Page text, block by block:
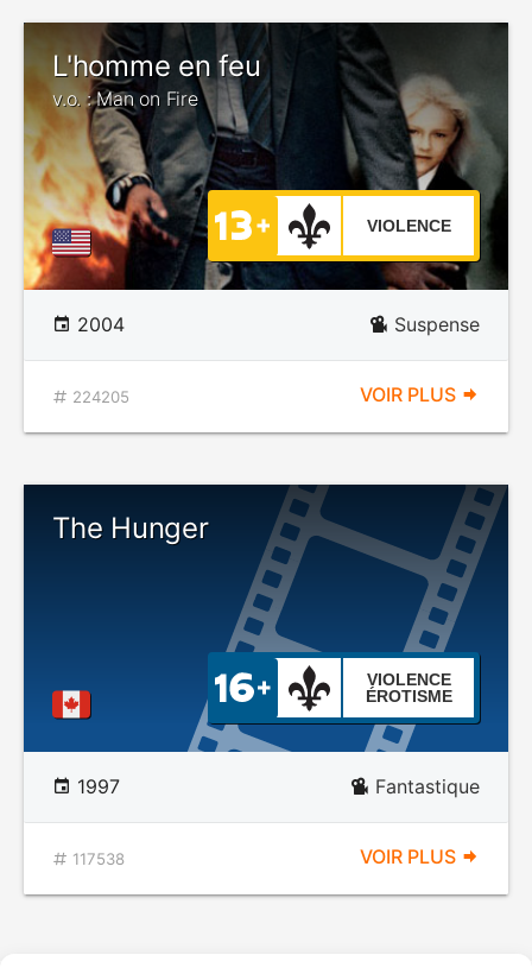
L'homme en feu
v.o. : Man on Fire
VIOLENCE
2004 Suspense
224205 VOIR PLUS
The Hunger
VIOLENCE
ÉROTISME
1997 Fantastique
117538 VOIR PLUS